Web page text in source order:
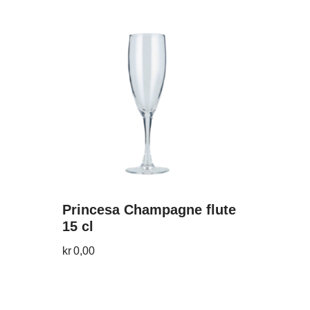
Princesa Champagne flute
15 cl
kr0,00